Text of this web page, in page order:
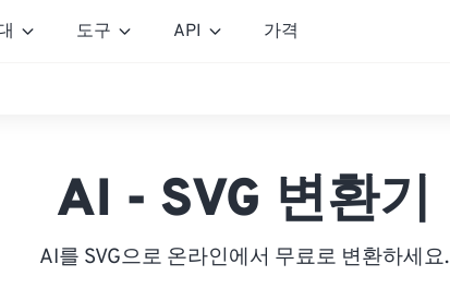
도구 API 가격
AI - SVG 변환기
AI를 SVG으로 온라인에서 무료로 변환하세요.